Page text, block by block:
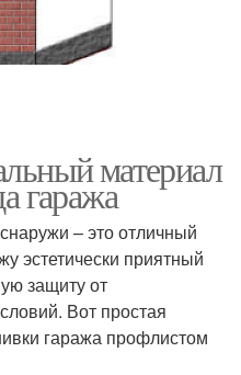
материал
гаража
– это отличный
эстетически приятный
защиту от
Вот простая
гаража профлистом